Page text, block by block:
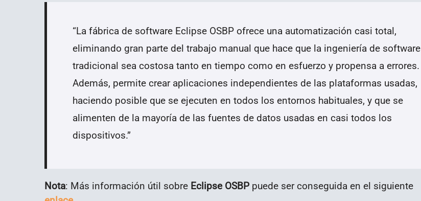
“La fábrica de software Eclipse OSBP ofrece una automatización casi total,
eliminando gran parte del trabajo manual que hace que la ingeniería de software
tradicional sea costosa tanto en tiempo como en esfuerzo y propensa a errores.
Además, permite crear aplicaciones independientes de las plataformas usadas,
haciendo posible que se ejecuten en todos los entornos habituales, y que se
alimenten de la mayoría de las fuentes de datos usadas en casi todos los
dispositivos.”
Nota: Más información útil sobre Eclipse OSBP puede ser conseguida en el siguiente